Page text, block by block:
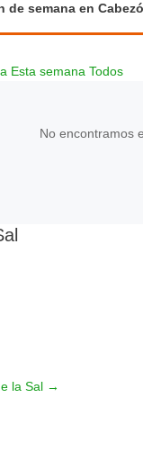
de semana en
Esta semana Todos
No encontramos
la Sal →